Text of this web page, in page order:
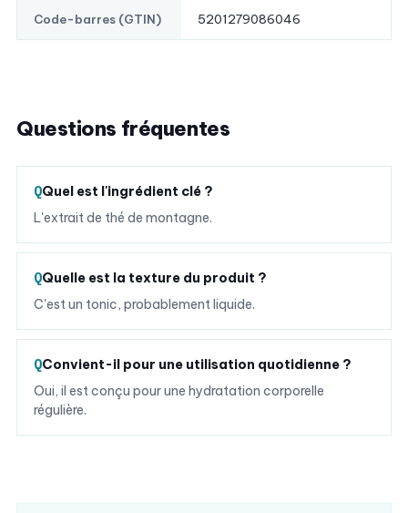
Code-barres (GTIN) 5201279086046
Questions fréquentes
Quel est l'ingrédient clé ?
L'extrait de thé de montagne.
Quelle est la texture du produit ?
C'est un tonic, probablement liquide.
Convient-il pour une utilisation quotidienne ?
Oui, il est conçu pour une hydratation corporelle
régulière.